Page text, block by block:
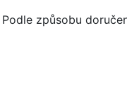
způsobu